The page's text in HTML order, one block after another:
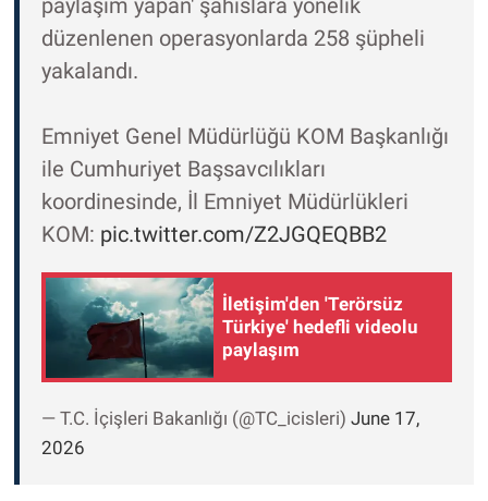
paylaşım yapan' şahıslara yönelik
düzenlenen operasyonlarda 258 şüpheli
yakalandı.
Emniyet Genel Müdürlüğü KOM Başkanlığı
ile Cumhuriyet Başsavcılıkları
koordinesinde, İl Emniyet Müdürlükleri
KOM: pic.twitter.com/Z2JGQEQBB2
İletişim'den 'Terörsüz
Türkiye' hedefli videolu
paylaşım
— T.C. İçişleri Bakanlığı (@TC_icisleri) June 17,
2026